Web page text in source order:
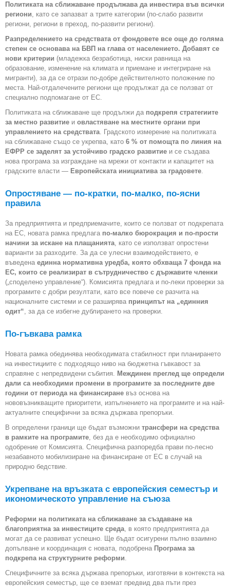
Политиката на сближаване продължава да инвестира във всички
региони, като се запазват а трите категории (по-слабо развити
региони, региони в преход, по-развити региони).
Разпределението на средствата от фондовете все още до голяма
степен се основава на БВП на глава от населението. Добавят се
нови критерии (младежка безработица, ниски равнища на
образование, изменение на климата и приемане и интегриране на
мигранти), за да се отрази по-добре действителното положение по
места. Най-отдалечените региони ще продължат да се ползват от
специално подпомагане от ЕС.
Политиката на сближаване ще продължи да подкрепя стратегиите
за местно развитие и овластяване на местните органи при
управлението на средствата. Градското измерение на политиката
на сближаване също се укрепва, като 6 % от помощта по линия на
ЕФРР се заделят за устойчиво градско развитие и се създава
нова програма за изграждане на мрежи от контакти и капацитет на
градските власти — Европейската инициатива за градовете.
Опростяване — по-кратки, по-малко, по-ясни
правила
За предприятията и предприемачите, които се ползват от подкрепата
на ЕС, новата рамка предлага по-малко бюрокрация и по-прости
начини за искане на плащанията, като се използват опростени
варианти за разходите. За да се улесни взаимодействието, е
въведена единна нормативна уредба, която обхваща 7 фонда на
ЕС, които се реализират в сътрудничество с държавите членки
(„споделено управление“). Комисията предлага и по-леки проверки за
програмите с добри резултати, като все повече се разчита на
националните системи и се разширява принципът на „единния
одит“, за да се избегне дублирането на проверки.
По-гъвкава рамка
Новата рамка обединява необходимата стабилност при планирането
на инвестициите с подходящо ниво на бюджетна гъвкавост за
справяне с непредвидени събития. Междинен преглед ще определи
дали са необходими промени в програмите за последните две
години от периода на финансиране въз основа на
нововъзникващите приоритети, изпълнението на програмите и на най-
актуалните специфични за всяка държава препоръки.
В определени граници ще бъдат възможни трансфери на средства
в рамките на програмите, без да е необходимо официално
одобрение от Комисията. Специфична разпоредба прави по-лесно
незабавното мобилизиране на финансиране от ЕС в случай на
природно бедствие.
Укрепване на връзката с европейския семестър и
икономическото управление на съюза
Реформи на политиката на сближаване за създаване на
благоприятна за инвестиците среда, в която предприятията да
могат да се развиват успешно. Ще бъдат осигурени пълно взаимно
допълване и координация с новата, подобрена Програма за
подкрепа на структурните реформи.
Специфичните за всяка държава препоръки, изготвяни в контекста на
европейския семестър, ще се вземат предвид два пъти през